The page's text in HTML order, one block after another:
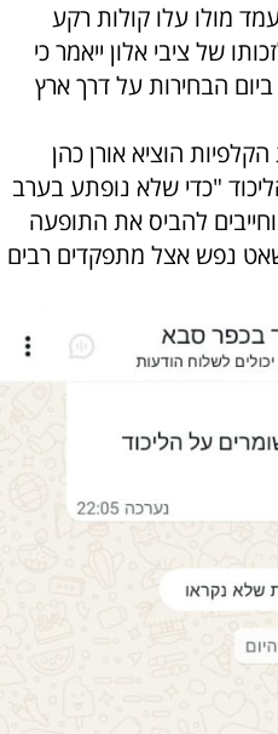
מולו עלו קולות רקע
של ציבי אלון ייאמר כי
הבחירות על דרך ארץ
הוציא אורן כהן
"כדי שלא נופתע בערב
להביס את התופעה
נפש אצל מתפקדים רבים